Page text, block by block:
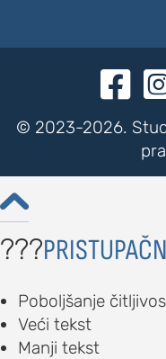

© 2023-2026.

???
Poboljšanje
Veći tekst
Manji tekst